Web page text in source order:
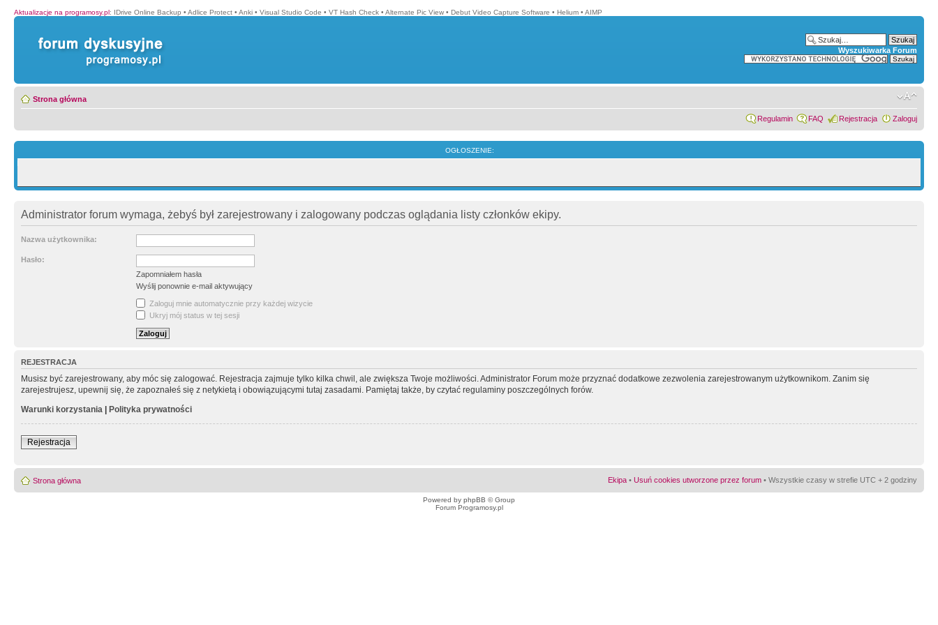
Aktualizacje na programosy.pl: IDrive Online Backup • Adlice Protect • Anki • Visual Studio Code • VT Hash Check • Alternate Pic View • Debut Video Capture Software • Helium • AIMP
Wyszukiwarka Forum
Strona główna
Regulamin FAQ Rejestracja Zaloguj
OGŁOSZENIE:
Administrator forum wymaga, żebyś był zarejestrowany i zalogowany podczas oglądania listy członków ekipy.
Nazwa użytkownika:
Hasło:
Zapomniałem hasła
Wyślij ponownie e-mail aktywujący
Zaloguj mnie automatycznie przy każdej wizycie
Ukryj mój status w tej sesji
REJESTRACJA
Musisz być zarejestrowany, aby móc się zalogować. Rejestracja zajmuje tylko kilka chwil, ale zwiększa Twoje możliwości. Administrator Forum może przyznać dodatkowe zezwolenia zarejestrowanym użytkownikom. Zanim się
zarejestrujesz, upewnij się, że zapoznałeś się z netykietą i obowiązującymi tutaj zasadami. Pamiętaj także, by czytać regulaminy poszczególnych forów.
Warunki korzystania | Polityka prywatności
Rejestracja
Strona główna Ekipa • Usuń cookies utworzone przez forum • Wszystkie czasy w strefie UTC + 2 godziny
Powered by phpBB © Group
Forum Programosy.pl